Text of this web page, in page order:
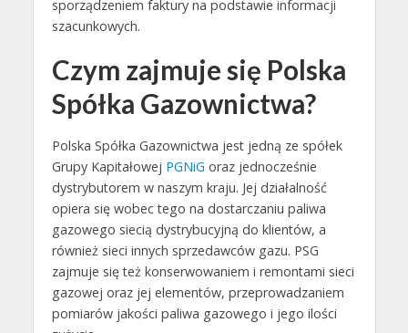
sporządzeniem faktury na podstawie informacji
szacunkowych.
Czym zajmuje się Polska
Spółka Gazownictwa?
Polska Spółka Gazownictwa jest jedną ze spółek
Grupy Kapitałowej PGNiG oraz jednocześnie
dystrybutorem w naszym kraju. Jej działalność
opiera się wobec tego na dostarczaniu paliwa
gazowego siecią dystrybucyjną do klientów, a
również sieci innych sprzedawców gazu. PSG
zajmuje się też konserwowaniem i remontami sieci
gazowej oraz jej elementów, przeprowadzaniem
pomiarów jakości paliwa gazowego i jego ilości